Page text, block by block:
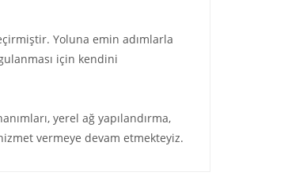
Yoluna emin adımlarla
için kendini
yerel ağ yapılandırma,
vermeye devam etmekteyiz.